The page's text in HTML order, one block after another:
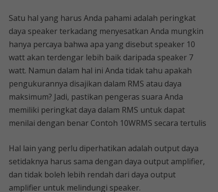
Satu hal yang harus Anda pahami adalah peringkat
daya speaker terkadang menyesatkan Anda mungkin
hanya percaya bahwa apa yang disebut speaker 10
watt akan terdengar lebih baik daripada speaker 7
watt. Namun dalam hal ini Anda tidak tahu apakah
pengukurannya disajikan dalam RMS atau daya
maksimum? Jadi, pastikan pengeras suara Anda
memiliki peringkat daya dalam RMS untuk dapat
menilai dengan benar Contoh 10WRMS secara tertulis
Hal lain yang perlu diperhatikan adalah output daya
setidaknya harus sama dengan daya output amplifier,
dan tidak boleh lebih rendah dari daya output
amplifier untuk melindungi speaker.